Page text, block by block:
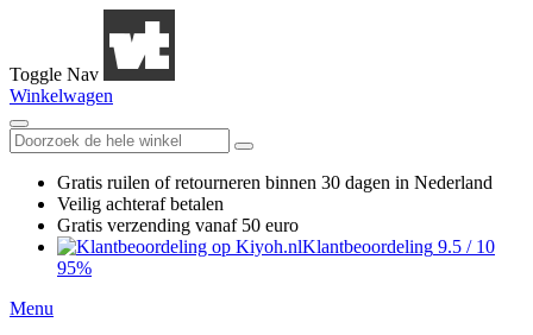
Toggle Nav
Winkelwagen
Gratis ruilen of retourneren binnen 30 dagen in Nederland
Veilig achteraf betalen
Gratis verzending vanaf 50 euro
Klantbeoordeling 9.5 / 10
95%
Menu